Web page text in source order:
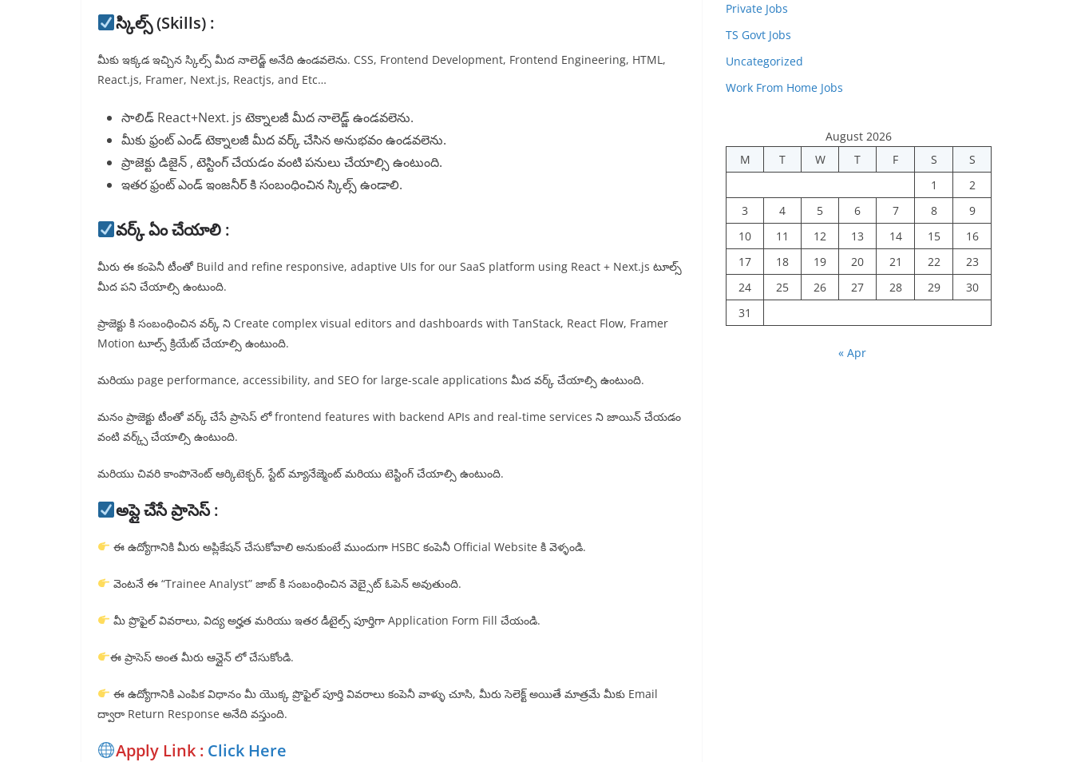
స్కిల్స్ (Skills) :
మీకు ఇక్కడ ఇచ్చిన స్కిల్స్ మీద నాలెడ్జ్ అనేది ఉండవలెను. CSS, Frontend Development, Frontend Engineering, HTML,
React.js, Framer, Next.js, Reactjs, and Etc…
సాలిడ్ React+Next. js టెక్నాలజీ మీద నాలెడ్జ్ ఉండవలెను.
మీకు ఫ్రంట్ ఎండ్ టెక్నాలజీ మీద వర్క్ చేసిన అనుభవం ఉండవలెను.
ప్రాజెక్టు డిజైన్ , టెస్టింగ్ చేయడం వంటి పనులు చేయాల్సి ఉంటుంది.
ఇతర ఫ్రంట్ ఎండ్ ఇంజనీర్ కి సంబంధించిన స్కిల్స్ ఉండాలి.
వర్క్ ఏం చేయాలి :
మీరు ఈ కంపెనీ టీంతో Build and refine responsive, adaptive UIs for our SaaS platform using React + Next.js టూల్స్
మీద పని చేయాల్సి ఉంటుంది.
ప్రాజెక్టు కి సంబంధించిన వర్క్ ని Create complex visual editors and dashboards with TanStack, React Flow, Framer
Motion టూల్స్ క్రియేట్ చేయాల్సి ఉంటుంది.
మరియు page performance, accessibility, and SEO for large-scale applications మీద వర్క్ చేయాల్సి ఉంటుంది.
మనం ప్రాజెక్టు టీంతో వర్క్ చేసే ప్రాసెస్ లో frontend features with backend APIs and real-time services ని జాయిన్ చేయడం
వంటి వర్క్స్ చేయాల్సి ఉంటుంది.
మరియు చివరి కాంపొనెంట్ ఆర్కిటెక్చర్, స్టేట్ మ్యానేజ్మెంట్ మరియు టెస్టింగ్ చేయాల్సి ఉంటుంది.
అప్లై చేసే ప్రాసెస్ :
ఈ ఉద్యోగానికి మీరు అప్లికేషన్ చేసుకోవాలి అనుకుంటే ముందుగా HSBC కంపెనీ Official Website కి వెళ్ళండి.
వెంటనే ఈ “Trainee Analyst” జాబ్ కి సంబంధించిన వెబ్సైట్ ఓపెన్ అవుతుంది.
మీ ప్రొఫైల్ వివరాలు, విద్య అర్హత మరియు ఇతర డీటైల్స్ పూర్తిగా Application Form Fill చేయండి.
ఈ ప్రాసెస్ అంత మీరు ఆన్లైన్ లో చేసుకోండి.
ఈ ఉద్యోగానికి ఎంపిక విధానం మీ యొక్క ప్రొఫైల్ పూర్తి వివరాలు కంపెనీ వాళ్ళు చూసి, మీరు సెలెక్ట్ అయితే మాత్రమే మీకు Email
ద్వారా Return Response అనేది వస్తుంది.
Apply Link : Click Here
Private Jobs
TS Govt Jobs
Uncategorized
Work From Home Jobs
August 2026
M
T W T F S
S
1
2
3
4 5 6 7 8
9
10
11 12 13 14 15
16
17
18 19 20 21 22
23
24
25 26 27 28 29
30
31
« Apr